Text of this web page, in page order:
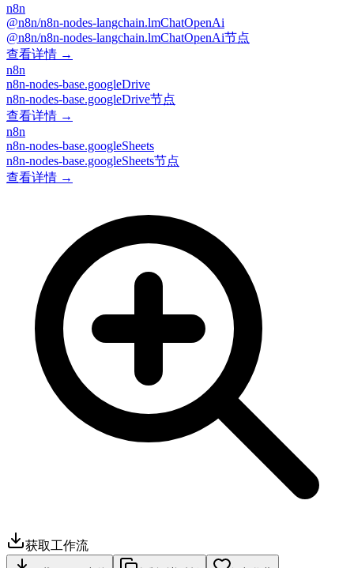
n8n
@n8n/n8n-nodes-langchain.lmChatOpenAi
@n8n/n8n-nodes-langchain.lmChatOpenAi节点
查看详情 →
n8n
n8n-nodes-base.googleDrive
n8n-nodes-base.googleDrive节点
查看详情 →
n8n
n8n-nodes-base.googleSheets
n8n-nodes-base.googleSheets节点
查看详情 →
获取工作流